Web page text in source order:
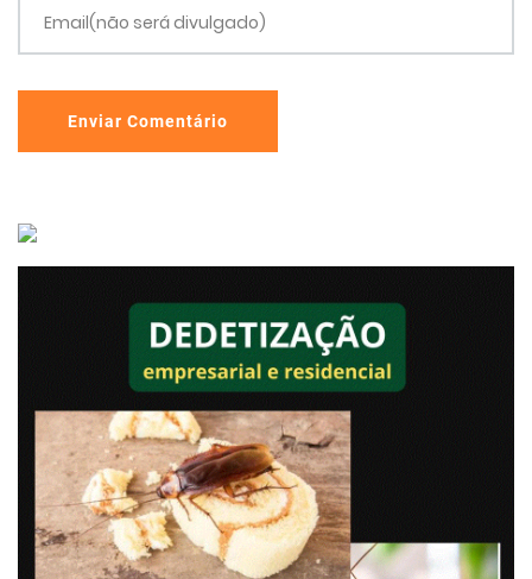
Email(não será divulgado)
Enviar Comentário